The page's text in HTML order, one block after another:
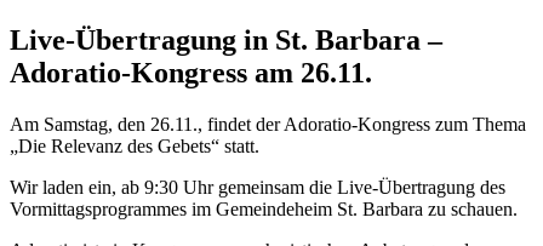
Live-Übertragung in St. Barbara –
Adoratio-Kongress am 26.11.
Am Samstag, den 26.11., findet der Adoratio-Kongress zum Thema
„Die Relevanz des Gebets“ statt.
Wir laden ein, ab 9:30 Uhr gemeinsam die Live-Übertragung des
Vormittagsprogrammes im Gemeindeheim St. Barbara zu schauen.